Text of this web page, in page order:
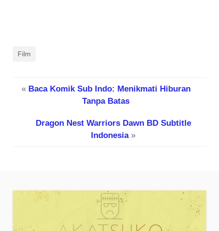
Film
« Baca Komik Sub Indo: Menikmati Hiburan
Tanpa Batas
Dragon Nest Warriors Dawn BD Subtitle
Indonesia»